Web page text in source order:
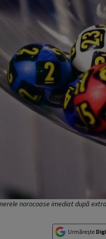
norocoase imediat după
Urmărește